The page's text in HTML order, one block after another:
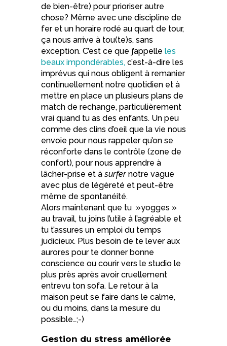
de bien-être) pour prioriser autre
chose? Même avec une discipline de
fer et un horaire rodé au quart de tour,
ça nous arrive à tou(te)s, sans
exception. C’est ce que j’appelle les
beaux impondérables,c’est-à-dire les
imprévus qui nous obligent à remanier
continuellement notre quotidien et à
mettre en place un plusieurs plans de
match de rechange, particulièrement
vrai quand tu as des enfants. Un peu
comme des clins d’oeil que la vie nous
envoie pour nous rappeler qu’on se
réconforte dans le contrôle (zone de
confort), pour nous apprendre à
lâcher-prise et àsurfernotre vague
avec plus de légèreté et peut-être
même de spontanéité.
Alors maintenant que tu »yogges »
au travail, tu joins l’utile à l’agréable et
tu t’assures un emploi du temps
judicieux. Plus besoin de te lever aux
aurores pour te donner bonne
conscience ou courir vers le studio le
plus près après avoir cruellement
entrevu ton sofa. Le retour à la
maison peut se faire dans le calme,
ou du moins, dans la mesure du
possible…;-)
Gestion du stress améliorée